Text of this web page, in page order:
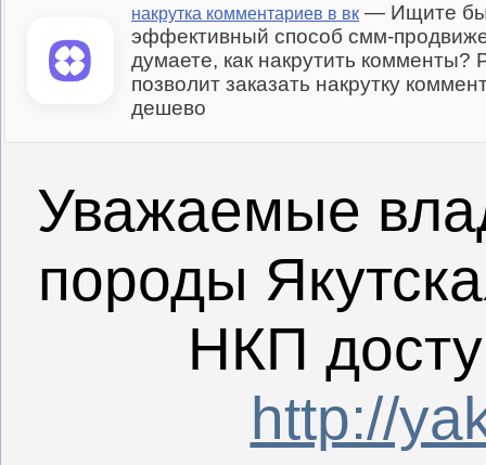
накрутка комментариев в вк — Ищите
эффективный способ смм-
думаете, как накрутить комменты?
позволит заказать накрутку
дешево
Уважаемые
породы
НКП
http://